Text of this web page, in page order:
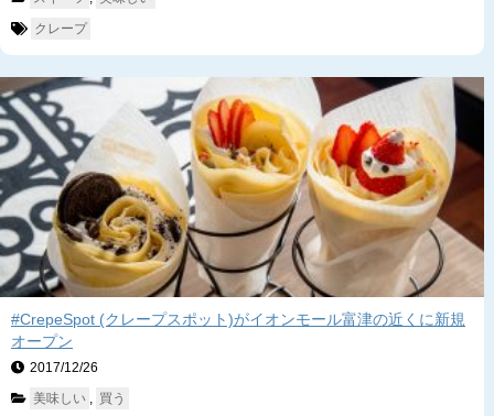
クレープ
#CrepeSpot (クレープスポット)がイオンモール富津の近くに新規
オープン
2017/12/26
美味しい
買う